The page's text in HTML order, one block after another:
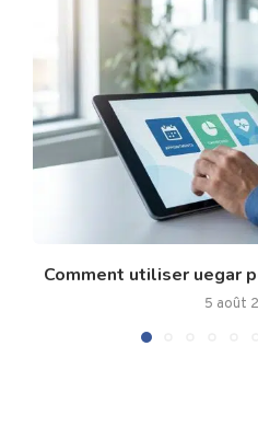
Comment utiliser uegar
5 août